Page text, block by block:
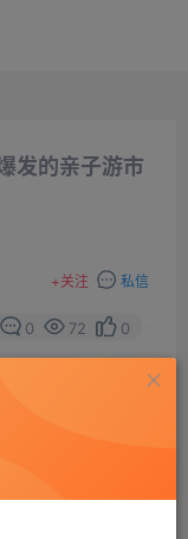
发的亲子游市
+关注 私信
0 72 0
京开元名都大
旅游网对外发布